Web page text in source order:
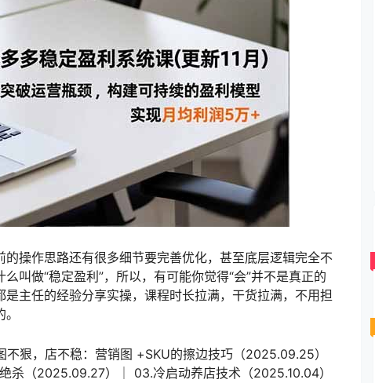
操作思路还有很多细节要完善优化，甚至底层逻辑完全不
叫做“稳定盈利”，所以，有可能你觉得“会”并不是真正的
主任的经验分享实操，课程时长拉满，干货拉满，不用担
狠，店不稳：营销图 +SKU的擦边技巧（2025.09.25）
杀（2025.09.27）│ 03.冷启动养店技术（2025.10.04）